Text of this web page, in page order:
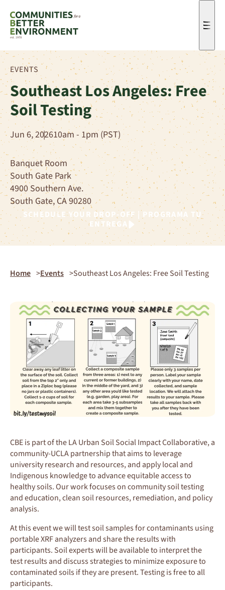
Menu
EVENTS
Southeast Los Angeles: Free
Soil Testing
Jun 6, 202610am - 1pm (PST)
Banquet Room
South Gate Park
4900 Southern Ave.
South Gate, CA 90280
SCHEDULE YOUR DROP-OFF | PROGRAMA TU
ENTREGA
Home Events Southeast Los Angeles: Free Soil Testing
CBE is part of the LA Urban Soil Social Impact Collaborative, a
community-UCLA partnership that aims to leverage
university research and resources, and apply local and
Indigenous knowledge to advance equitable access to
healthy soils. Our work focuses on community soil testing
and education, clean soil resources, remediation, and policy
analysis.
At this event we will test soil samples for contaminants using
portable XRF analyzers and share the results with
participants. Soil experts will be available to interpret the
test results and discuss strategies to minimize exposure to
contaminated soils if they are present. Testing is free to all
participants.